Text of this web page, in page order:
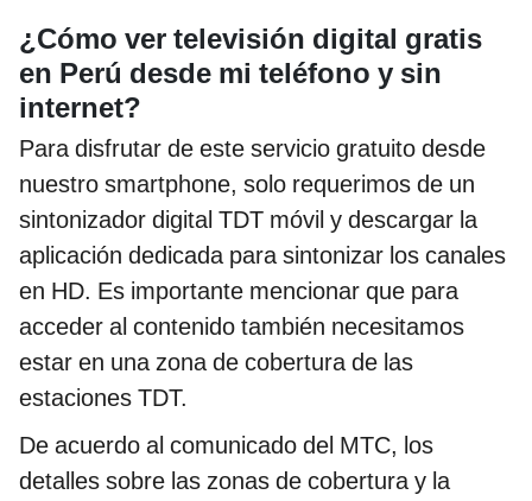
¿Cómo ver televisión digital gratis
en Perú desde mi teléfono y sin
internet?
Para disfrutar de este servicio gratuito desde
nuestro smartphone, solo requerimos de un
sintonizador digital TDT móvil y descargar la
aplicación dedicada para sintonizar los canales
en HD. Es importante mencionar que para
acceder al contenido también necesitamos
estar en una zona de cobertura de las
estaciones TDT.
De acuerdo al comunicado del MTC, los
detalles sobre las zonas de cobertura y la